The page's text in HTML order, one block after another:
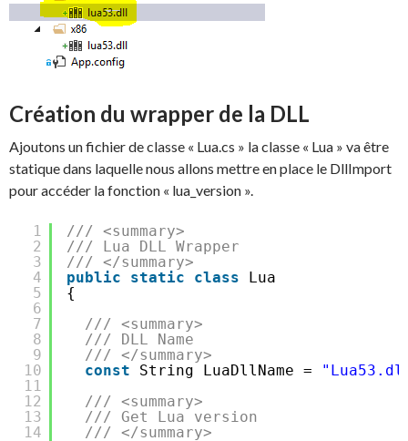
Création du wrapper de la DLL
Ajoutons un fichier de classe « Lua.cs » la classe « Lua » va être
statique dans laquelle nous allons mettre en place le DllImport
pour accéder la fonction « lua_version ».
1
2
3
4
5
6
7
8
9
10
11
12
13
14
/// <summary>
/// Lua DLL Wrapper
/// </summary>
public
static class
Lua
{
/// <summary>
/// DLL Name
/// </summary>
const
String LuaDllName =
/// <summary>
/// Get Lua version
/// </summary>